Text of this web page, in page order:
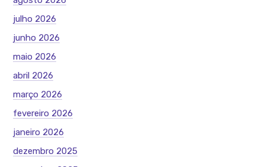
julho 2026
junho 2026
maio 2026
abril 2026
março 2026
fevereiro 2026
janeiro 2026
dezembro 2025